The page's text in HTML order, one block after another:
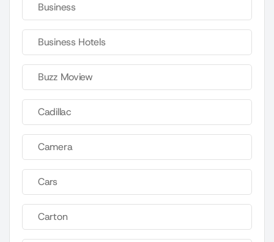
Business
Business Hotels
Buzz Moview
Cadillac
Camera
Cars
Carton